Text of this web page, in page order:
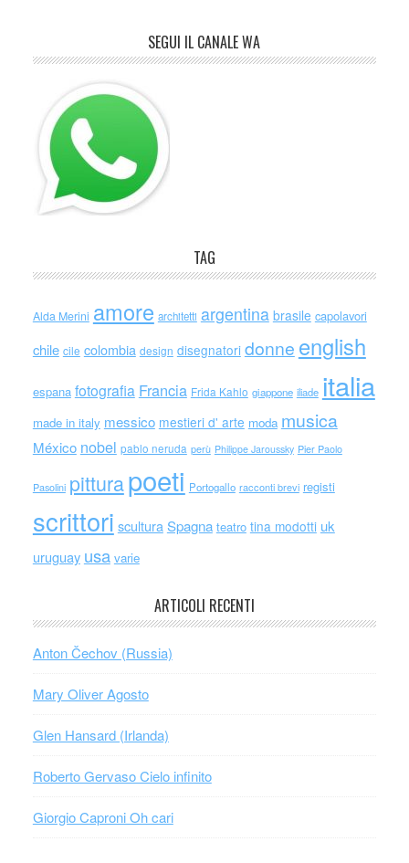
SEGUI IL CANALE WA
TAG
Alda Merini amore architetti argentina brasile capolavori
chile cile colombia design disegnatori donne english
espana fotografia Francia Frida Kahlo giappone iliade italia
made in italy messico mestieri d' arte moda musica
México nobel pablo neruda perù Philippe Jaroussky Pier Paolo
Pasolini pitturapoeti Portogallo racconti brevi registi
scrittori scultura Spagna teatro tina modotti uk
uruguay usa varie
ARTICOLI RECENTI
Anton Čechov (Russia)
Mary Oliver Agosto
Glen Hansard (Irlanda)
Roberto Gervaso Cielo infinito
Giorgio Caproni Oh cari